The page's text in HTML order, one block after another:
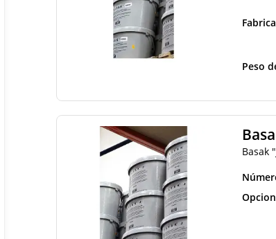
Peso
Basak